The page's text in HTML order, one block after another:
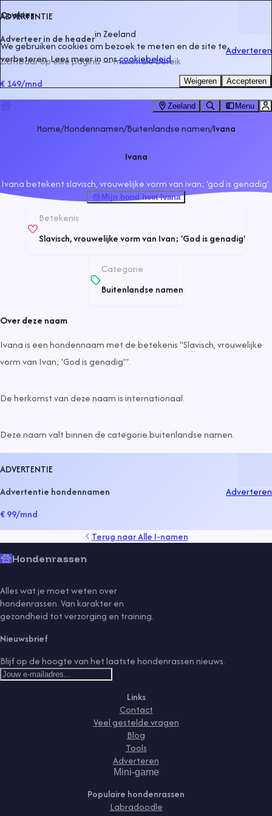
ADVERTENTIE
Adverteer in de headerinZeeland
Zichtbaar op elke pagina — maximale bereik
€ 149/mnd
Adverteren
Zeeland Menu
Home/Hondennamen/Buitenlandse namen/Ivana
Ivana
Ivana betekent slavisch, vrouwelijke vorm van ivan; 'god is genadig'.
Mijn hond heet Ivana
Betekenis
Slavisch, vrouwelijke vorm van Ivan; 'God is genadig'
Categorie
Buitenlandse namen
Over deze naam
Ivana is een hondennaam met de betekenis "Slavisch, vrouwelijke
vorm van Ivan; 'God is genadig'".
De herkomst van deze naam isinternationaal.
Deze naam valt binnen de categoriebuitenlandse namen.
ADVERTENTIE
Advertentie hondennamen
€ 99/mnd
Adverteren
Terug naarAlle I-namen
Hondenrassen
Alles wat je moet weten over
hondenrassen. Van karakter en
gezondheid tot verzorging en training.
Nieuwsbrief
Blijf op de hoogte van het laatste hondenrassen nieuws.
Links
Contact
Veel gestelde vragen
Blog
Tools
Adverteren
Mini-game
Populaire hondenrassen
Labradoodle
Cookies
We gebruiken cookies om bezoek te meten en de site te
verbeteren. Lees meer in onscookiebeleid.
Weigeren Accepteren